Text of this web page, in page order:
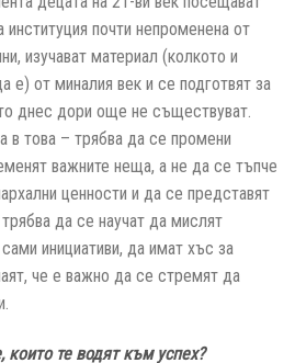
почти непроменена от
изучават материал (колкото и
е) от миналия век и се подготвят за
днес дори още не съществуват.
това – трябва да се промени
важните неща, а не да се тъпче
ценности и да се представят
да се научат да мислят
инициативи, да имат хъс за
че е важно да се стремят да
които те водят към успех?